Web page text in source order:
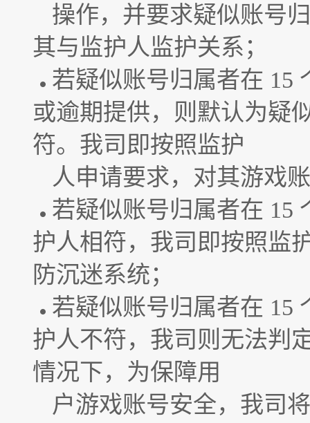
操作，并要求疑似账号
其与监护人监护关系；
若疑似账号归属者在 15
或逾期提供，则默认为疑
符。我司即按照监护
人申请要求，对其游戏
若疑似账号归属者在 15
护人相符，我司即按照监
防沉迷系统；
若疑似账号归属者在 15
护人不符，我司则无法判
情况下，为保障用
户游戏账号安全，我司